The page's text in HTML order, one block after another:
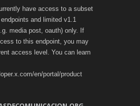
have access to a subset
and limited v1.1
media post, oauth) only. If
to this endpoint, you may
access level. You can learn
en/portal/product